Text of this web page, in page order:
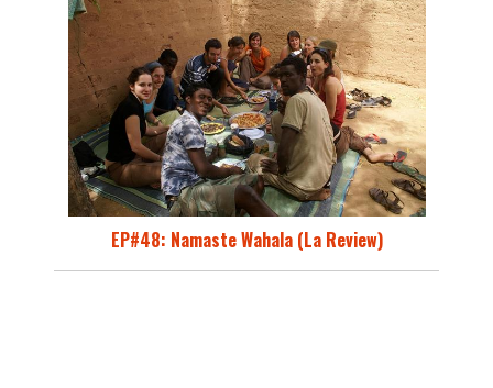
EP#48: Namaste Wahala (La Review)